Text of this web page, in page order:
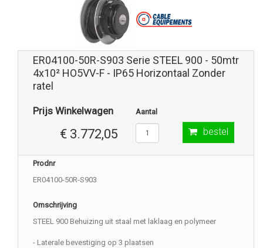
ER04100-50R-S903 Serie STEEL 900 - 50mtr
4x10² HO5VV-F - IP65 Horizontaal Zonder
ratel
Prijs Winkelwagen
€ 3.772,05
Aantal
bestel
Prodnr
ER04100-50R-S903
Omschrijving
STEEL 900 Behuizing uit staal met laklaag en polymeer
- Laterale bevestiging op 3 plaatsen